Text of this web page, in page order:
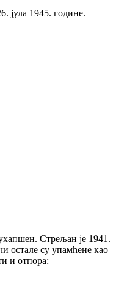
јула 1945. године.
Стрељан је 1941.
остале су упамћене као
и отпора: